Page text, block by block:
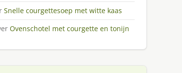
Snelle courgettesoep met witte kaas
Ovenschotel met courgette en tonijn